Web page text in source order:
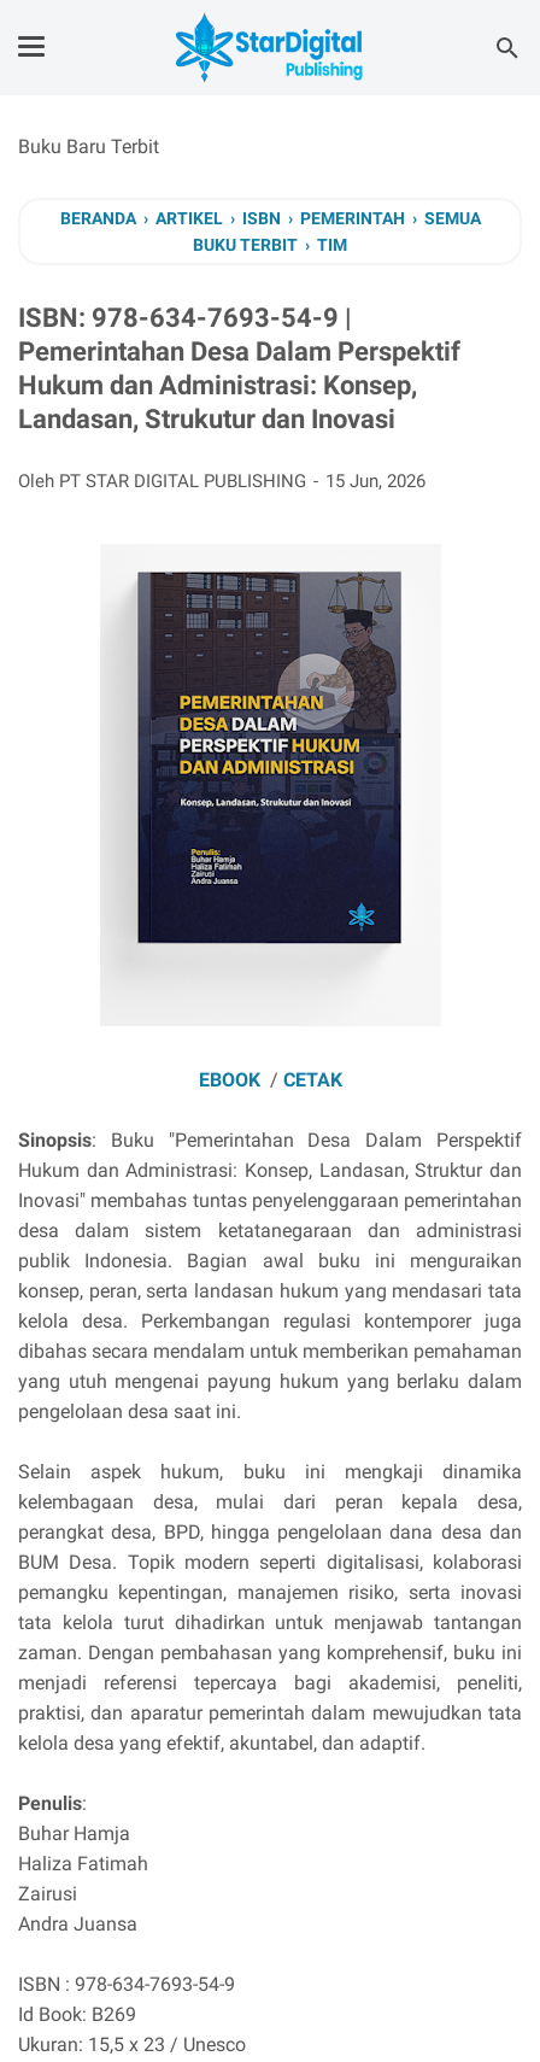
Buku Baru Terbit
BERANDA › ARTIKEL › ISBN › PEMERINTAH › SEMUA
BUKU TERBIT › TIM
ISBN: 978-634-7693-54-9 |
Pemerintahan Desa Dalam Perspektif
Hukum dan Administrasi: Konsep,
Landasan, Strukutur dan Inovasi
Oleh PT STAR DIGITAL PUBLISHING 15 Jun, 2026
EBOOK / CETAK
Sinopsis: Buku "Pemerintahan Desa Dalam Perspektif
Hukum dan Administrasi: Konsep, Landasan, Struktur dan
Inovasi" membahas tuntas penyelenggaraan pemerintahan
desa dalam sistem ketatanegaraan dan administrasi
publik Indonesia. Bagian awal buku ini menguraikan
konsep, peran, serta landasan hukum yang mendasari tata
kelola desa. Perkembangan regulasi kontemporer juga
dibahas secara mendalam untuk memberikan pemahaman
yang utuh mengenai payung hukum yang berlaku dalam
pengelolaan desa saat ini.
Selain aspek hukum, buku ini mengkaji dinamika
kelembagaan desa, mulai dari peran kepala desa,
perangkat desa, BPD, hingga pengelolaan dana desa dan
BUM Desa. Topik modern seperti digitalisasi, kolaborasi
pemangku kepentingan, manajemen risiko, serta inovasi
tata kelola turut dihadirkan untuk menjawab tantangan
zaman. Dengan pembahasan yang komprehensif, buku ini
menjadi referensi tepercaya bagi akademisi, peneliti,
praktisi, dan aparatur pemerintah dalam mewujudkan tata
kelola desa yang efektif, akuntabel, dan adaptif.
Penulis:
Buhar Hamja
Haliza Fatimah
Zairusi
Andra Juansa
ISBN : 978-634-7693-54-9
Id Book: B269
Ukuran: 15,5 x 23 / Unesco